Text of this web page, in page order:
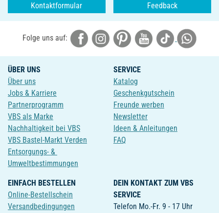
Kontaktformular Feedback
Folge uns auf:
ÜBER UNS
Über uns
Jobs & Karriere
Partnerprogramm
VBS als Marke
Nachhaltigkeit bei VBS
VBS Bastel-Markt Verden
Entsorgungs- &
Umweltbestimmungen
SERVICE
Katalog
Geschenkgutschein
Freunde werben
Newsletter
Ideen & Anleitungen
FAQ
EINFACH BESTELLEN
Online-Bestellschein
Versandbedingungen
DEIN KONTAKT ZUM VBS
SERVICE
Telefon Mo.-Fr. 9 - 17 Uhr